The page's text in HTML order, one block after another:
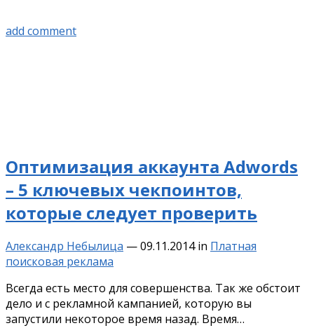
add comment
Оптимизация аккаунта Adwords
– 5 ключевых чекпоинтов,
которые следует проверить
Александр Небылица —09.11.2014 in Платная
поисковая реклама
Всегда есть место для совершенства. Так же обстоит
дело и с рекламной кампанией, которую вы
запустили некоторое время назад. Время…